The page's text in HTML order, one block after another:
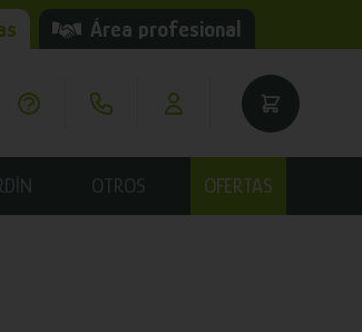
Área profesional
OTROS OFERTAS